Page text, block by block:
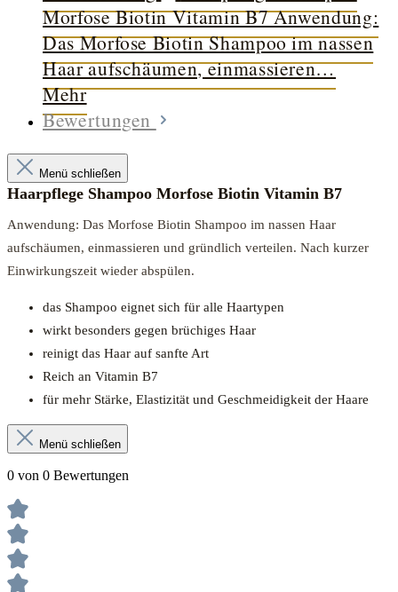
Morfose Biotin Vitamin B7 Anwendung:
Das Morfose Biotin Shampoo im nassen
Haar aufschäumen, einmassieren…
Mehr
Bewertungen
Menü schließen
Haarpflege Shampoo Morfose Biotin Vitamin B7
Anwendung: Das Morfose Biotin Shampoo im nassen Haar
aufschäumen, einmassieren und gründlich verteilen. Nach kurzer
Einwirkungszeit wieder abspülen.
das Shampoo eignet sich für alle Haartypen
wirkt besonders gegen brüchiges Haar
reinigt das Haar auf sanfte Art
Reich an Vitamin B7
für mehr Stärke, Elastizität und Geschmeidigkeit der Haare
Menü schließen
0 von 0 Bewertungen